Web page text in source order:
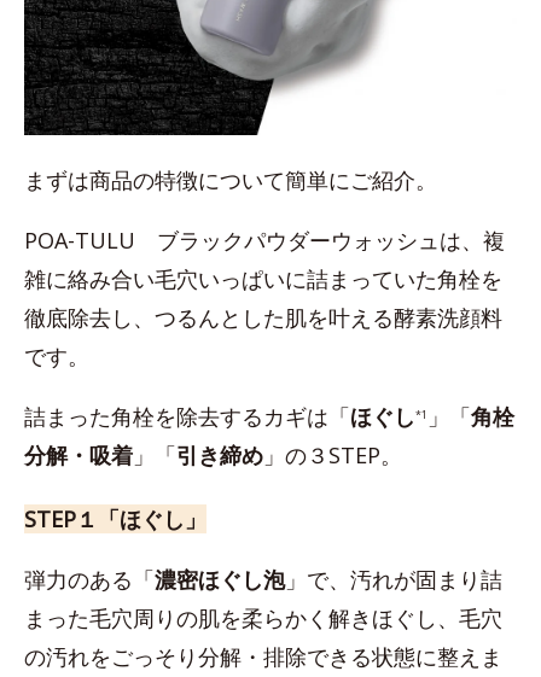
まずは商品の特徴について簡単にご紹介。
POA-TULU ブラックパウダーウォッシュは、複
雑に絡み合い毛穴いっぱいに詰まっていた角栓を
徹底除去し、つるんとした肌を叶える酵素洗顔料
です。
詰まった角栓を除去するカギは「ほぐし*1 」「角栓
分解・吸着 」「引き締め 」の３STEP。
STEP１「ほぐし」
弾力のある「濃密ほぐし泡」で、汚れが固まり詰
まった毛穴周りの肌を柔らかく解きほぐし、毛穴
の汚れをごっそり分解・排除できる状態に整えま